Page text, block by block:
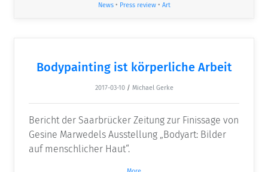
News• Press review• Art
Bodypainting ist körperliche Arbeit
2017-03-10 / Michael Gerke
Bericht der Saarbrücker Zeitung zur Finissage von
Gesine Marwedels Ausstellung „Bodyart: Bilder
auf menschlicher Haut“.